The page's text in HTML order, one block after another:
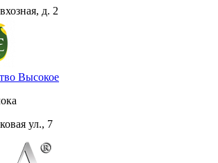
д. 2
Высокое
ул., 7